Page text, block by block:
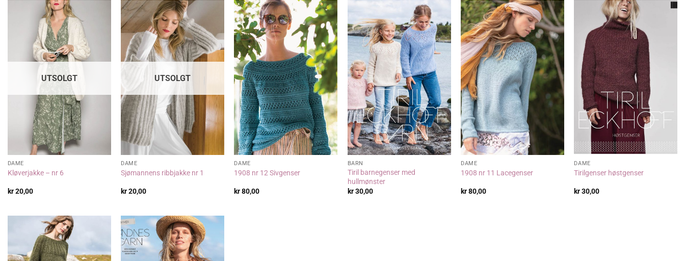
UTSOLGT
DAME
Kløverjakke – nr 6
kr20,00
UTSOLGT
DAME
Sjømannens ribbjakke nr 1
kr20,00
DAME
1908 nr 12 Sivgenser
kr80,00
BARN
Tiril barnegenser med
hullmønster
kr30,00
DAME
1908 nr 11 Lacegenser
kr80,00
DAME
Tirilgenser høstgenser
kr30,00